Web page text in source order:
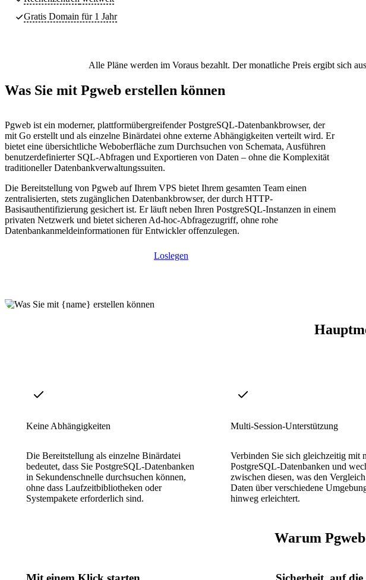
Gratis Domain für 1 Jahr
Alle Pläne werden im Voraus bezahlt. Der monatliche Preis ergibt sich
Was Sie mit Pgweb erstellen können
Pgweb ist ein moderner, plattformübergreifender PostgreSQL-Datenbankbrowser, der
mit Go erstellt und als einzelne Binärdatei ohne externe Abhängigkeiten verteilt wird. Er
bietet eine übersichtliche Weboberfläche zum Durchsuchen von Schemata, Ausführen
benutzerdefinierter SQL-Abfragen und Exportieren von Daten – ohne die Komplexität
traditioneller Datenbankverwaltungssuiten.
Die Bereitstellung von Pgweb auf Ihrem VPS bietet Ihrem gesamten Team einen
zentralisierten, stets zugänglichen Datenbankbrowser, der durch HTTP-
Basisauthentifizierung gesichert ist. Er läuft neben Ihren PostgreSQL-Instanzen in einem
privaten Netzwerk und bietet sicheren Ad-hoc-Abfragezugriff, ohne rohe
Datenbankanmeldeinformationen für Entwickler offenzulegen.
Loslegen
Keine Abhängigkeiten
Die Bereitstellung als einzelne Binärdatei
bedeutet, dass Sie PostgreSQL-Datenbanken
in Sekundenschnelle durchsuchen können,
ohne dass Laufzeitbibliotheken oder
Systempakete erforderlich sind.
Multi-Session-Unterstützung
Verbinden Sie sich gleichzeitig mit
PostgreSQL-Datenbanken und
zwischen diesen, was den
Daten über verschiedene
hinweg erleichtert.
Warum